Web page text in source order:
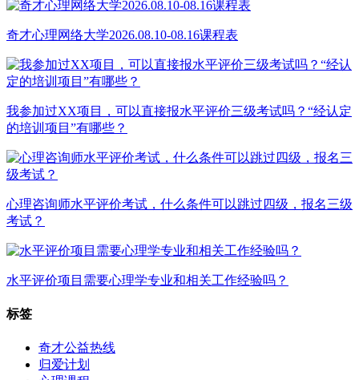
奇才心理网络大学2026.08.10-08.16课程表
我参加过XX项目，可以直接报水平评价三级考试吗？“经认定
的培训项目”有哪些？
心理咨询师水平评价考试，什么条件可以跳过四级，报名三级
考试？
水平评价项目需要心理学专业和相关工作经验吗？
标签
奇才公益热线
归爱计划